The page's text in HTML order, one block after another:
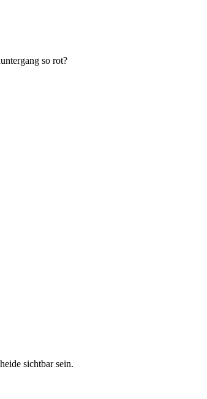
so rot?
sichtbar sein.